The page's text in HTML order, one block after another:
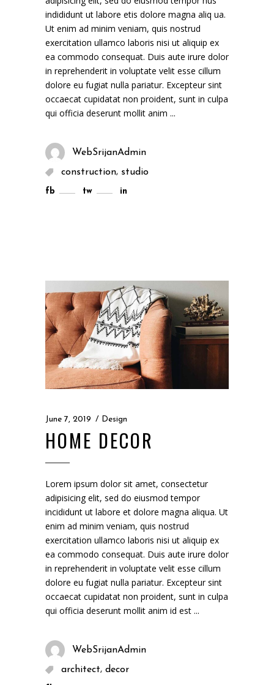
indididunt ut labore etis dolore magna aliq ua.
Ut enim ad minim veniam, quis nostrud
exercitation ullamco laboris nisi ut aliquip ex
ea commodo consequat. Duis aute irure dolor
in reprehenderit in voluptate velit esse cillum
dolore eu fugiat nulla pariatur. Excepteur sint
occaecat cupidatat non proident, sunt in culpa
qui officia deserunt mollit anim
WebSrijanAdmin
construction, studio
fb tw in
June 7, 2019 Design
HOME DECOR
Lorem ipsum dolor sit amet, consectetur
adipisicing elit, sed do eiusmod tempor
incididunt ut labore et dolore magna aliqua. Ut
enim ad minim veniam, quis nostrud
exercitation ullamco laboris nisi ut aliquip ex
ea commodo consequat. Duis aute irure dolor
in reprehenderit in voluptate velit esse cillum
dolore eu fugiat nulla pariatur. Excepteur sint
occaecat cupidatat non proident, sunt in culpa
qui officia deserunt mollit anim id est
WebSrijanAdmin
architect, decor